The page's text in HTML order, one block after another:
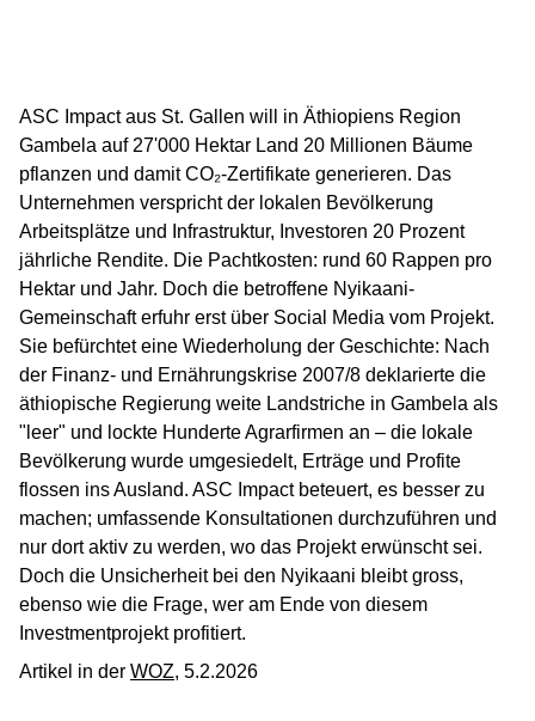
ASC Impact aus St. Gallen will in Äthiopiens Region
Gambela auf 27'000 Hektar Land 20 Millionen Bäume
pflanzen und damit CO₂-Zertifikate generieren. Das
Unternehmen verspricht der lokalen Bevölkerung
Arbeitsplätze und Infrastruktur, Investoren 20 Prozent
jährliche Rendite. Die Pachtkosten: rund 60 Rappen pro
Hektar und Jahr. Doch die betroffene Nyikaani-
Gemeinschaft erfuhr erst über Social Media vom Projekt.
Sie befürchtet eine Wiederholung der Geschichte: Nach
der Finanz- und Ernährungskrise 2007/8 deklarierte die
äthiopische Regierung weite Landstriche in Gambela als
"leer" und lockte Hunderte Agrarfirmen an – die lokale
Bevölkerung wurde umgesiedelt, Erträge und Profite
flossen ins Ausland. ASC Impact beteuert, es besser zu
machen; umfassende Konsultationen durchzuführen und
nur dort aktiv zu werden, wo das Projekt erwünscht sei.
Doch die Unsicherheit bei den Nyikaani bleibt gross,
ebenso wie die Frage, wer am Ende von diesem
Investmentprojekt profitiert.
Artikel in der WOZ, 5.2.2026